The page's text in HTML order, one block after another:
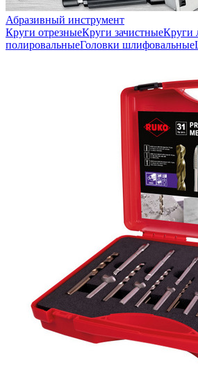
Абразивный инструмент
Круги отрезныеКруги зачистныеКруги
полировальныеГоловки шлифовальные